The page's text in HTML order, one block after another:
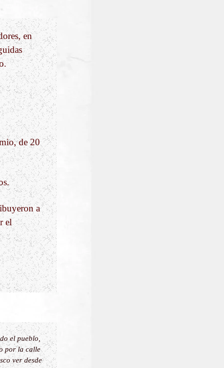
en
de 20
a
el
el pueblo,
por la calle
ver desde